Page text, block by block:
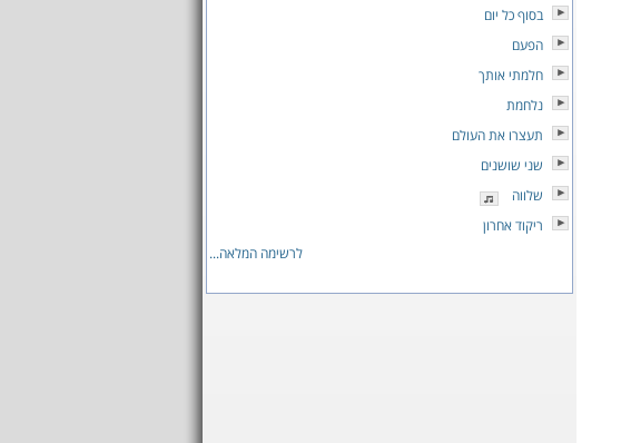
בסוף כל יום
הפעם
חלמתי אותך
נלחמת
תעצרו את העולם
שני שושנים
שלווה
ריקוד אחרון
לרשימה המלאה...